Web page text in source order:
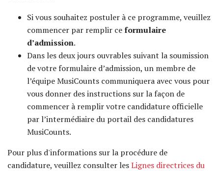
Si vous souhaitez postuler à ce programme, veuillez
commencer par remplir ceformulaire
d’admission.
Dans les deux jours ouvrables suivant la soumission
de votre formulaire d’admission, un membre de
l’équipe MusiCounts communiquera avec vous pour
vous donner des instructions sur la façon de
commencer à remplir votre candidature officielle
par l’intermédiaire du portail des candidatures
MusiCounts.
Pour plus d'informations sur la procédure de
candidature, veuillez consulter lesLignes directrices du